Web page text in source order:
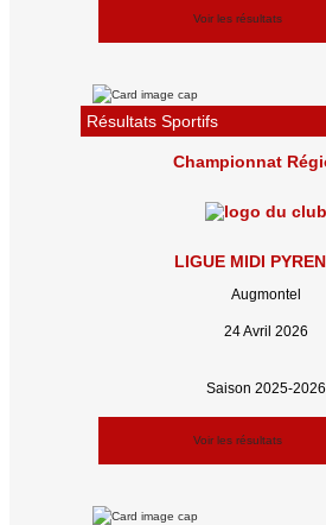
Voir les résultats
Résultats Sportifs
Championnat
LIGUE MIDI
Augmontel
24 Avril 2026
Saison 2025-2026
Voir les résultats